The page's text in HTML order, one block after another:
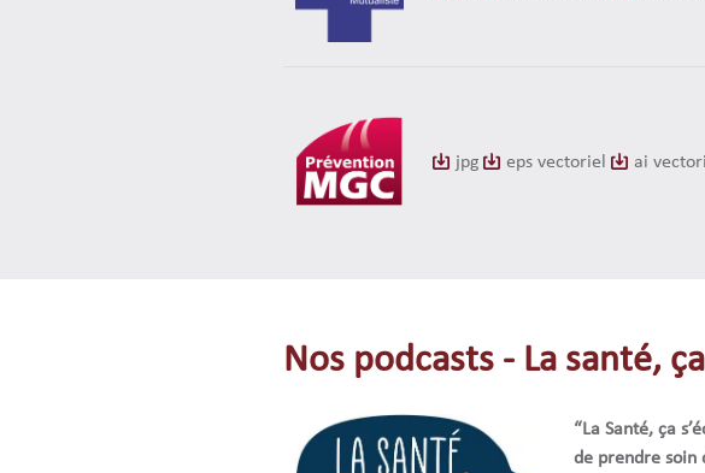
jpg eps vectoriel ai
Nos podcasts - La santé,
“La Santé, ça
de prendre soin